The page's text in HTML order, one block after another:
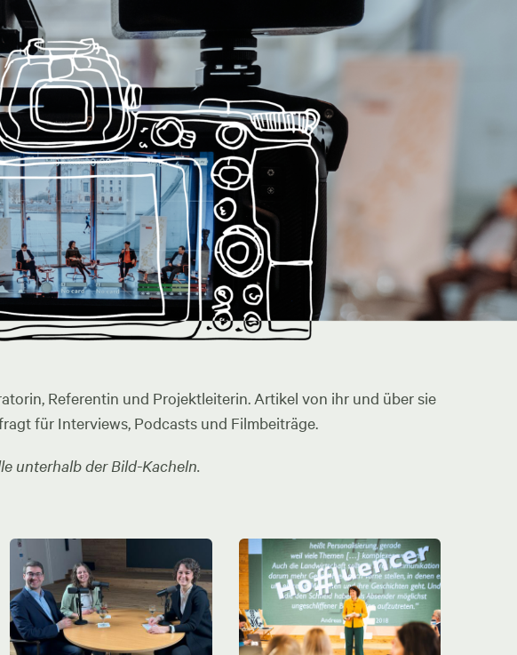
Referentin und Projektleiterin. Artikel von ihr und über sie
für Interviews, Podcasts und Filmbeiträge.
unterhalb der Bild-Kacheln.